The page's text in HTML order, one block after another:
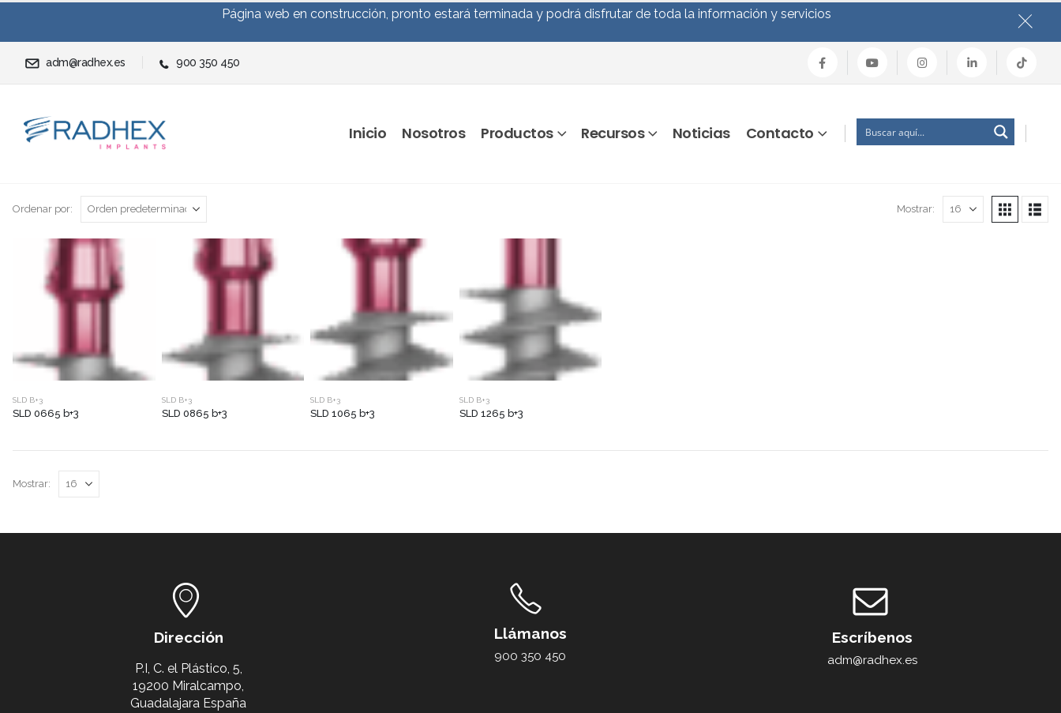
Página web en construcción, pronto estará terminada y podrá disfrutar de toda la información y servicios
adm@radhex.es 900 350 450
Inicio Nosotros Productos Recursos Noticias Contacto
Ordenar por: Mostrar:
SLD B+3
SLD 0665 b+3
SLD B+3
SLD 0865 b+3
SLD B+3
SLD 1065 b+3
SLD B+3
SLD 1265 b+3
Mostrar:
Dirección
P.I, C. el Plástico, 5,
19200 Miralcampo,
Guadalajara España
Llámanos
900 350 450
Escríbenos
adm@radhex.es